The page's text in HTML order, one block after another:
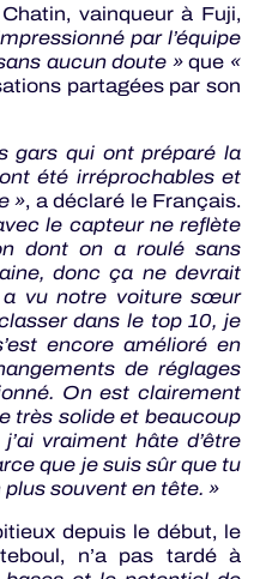
vainqueur à Fuji,
par l’équipe
aucun doute »que «
partagées par son
gars qui ont préparé la
été irréprochables et
», a déclaré le Français.
le capteur ne reflète
dont on a roulé sans
donc ça ne devrait
a vu notre voiture sœur
dans le top 10, je
encore amélioré en
de réglages
On est clairement
très solide et beaucoup
vraiment hâte d’être
que je suis sûr que tu
souvent en tête. »
depuis le début, le
n’a pas tardé à